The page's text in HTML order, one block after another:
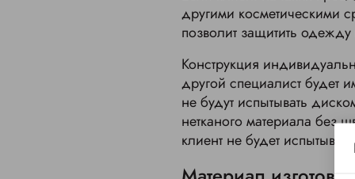
другими косметическими
позволит защитить одежду
Конструкция
другой специалист будет
не будут испытывать
нетканого материала без
клиент не будет